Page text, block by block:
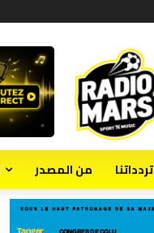
تردداتنا من المصدر